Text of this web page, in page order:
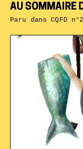
AU SOMMAIRE
Paru dansCQFD